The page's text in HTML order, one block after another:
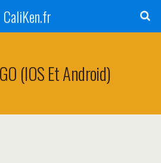
CaliKen.fr
(iOS Et Android)